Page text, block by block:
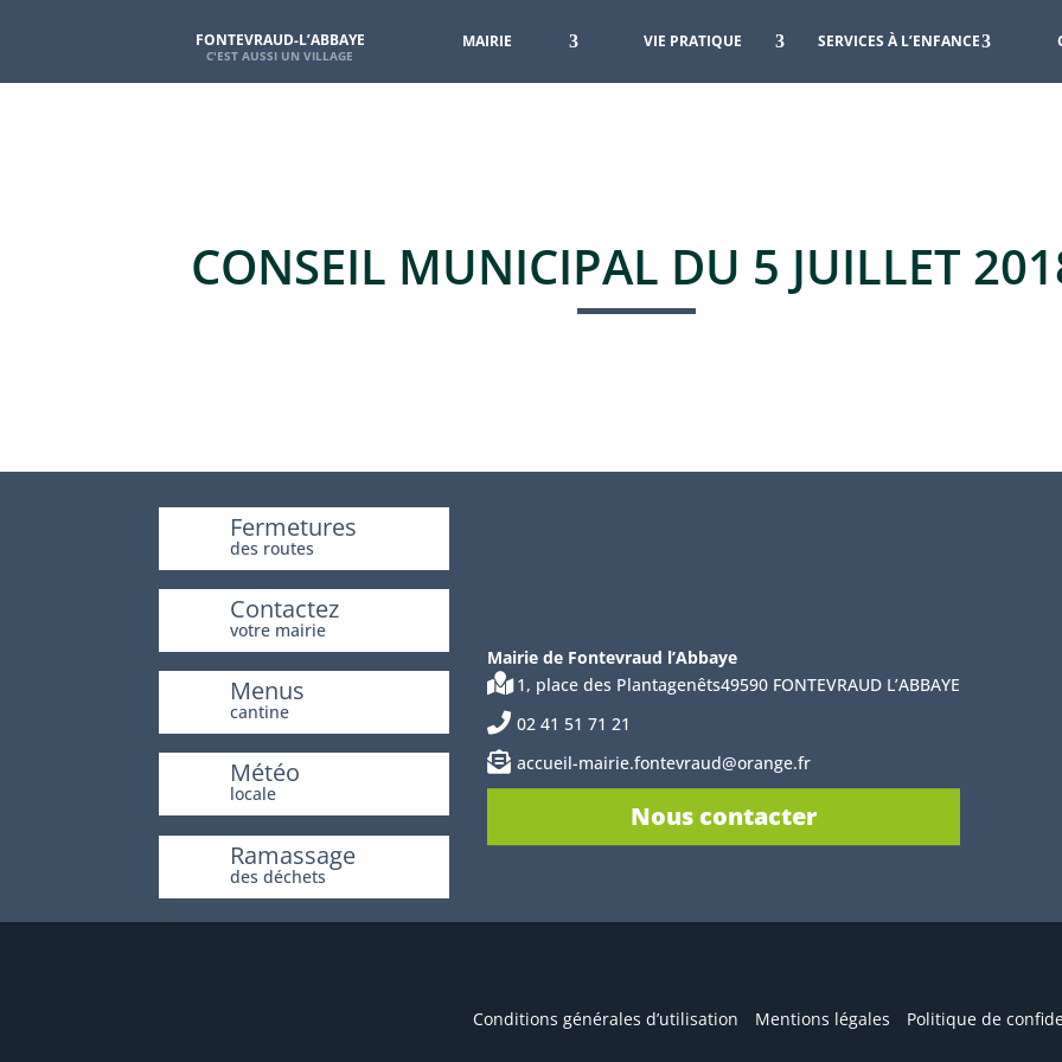
FONTEVRAUD-L’ABBAYE MAIRIE VIE PRATIQUE SERVICES À L’ENFANCE
CONSEIL MUNICIPAL DU 5 JUILLET
Fermetures
des routes
Contactez
votre mairie
Menus
cantine
Météo
locale
Ramassage
des déchets
Mairie de Fontevraud l’Abbaye
1, place des Plantagenêts49590 FONTEVRAUD L’ABBAYE
02 41 51 71 21
accueil-mairie.fontevraud@orange.fr
Nous contacter
Conditions générales d’utilisation Mentions légales Politique de